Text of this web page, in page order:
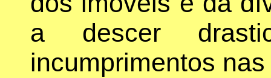
a descer
incumprimentos